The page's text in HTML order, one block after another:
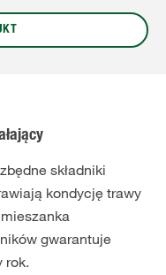
składniki
kondycję trawy
gwarantuje
rok.